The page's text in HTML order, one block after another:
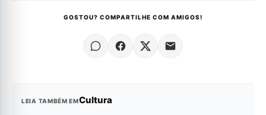
GOSTOU? COMPARTILHE COM AMIGOS!
LEIA TAMBÉM EMCultura